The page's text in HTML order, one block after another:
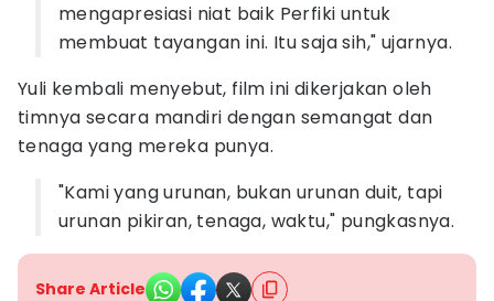
mengapresiasi niat baik Perfiki untuk
membuat tayangan ini. Itu saja sih," ujarnya.
Yuli kembali menyebut, film ini dikerjakan oleh
timnya secara mandiri dengan semangat dan
tenaga yang mereka punya.
"Kami yang urunan, bukan urunan duit, tapi
urunan pikiran, tenaga, waktu," pungkasnya.
Share Article